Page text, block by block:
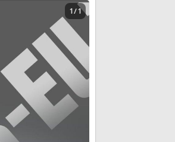
1 / 1